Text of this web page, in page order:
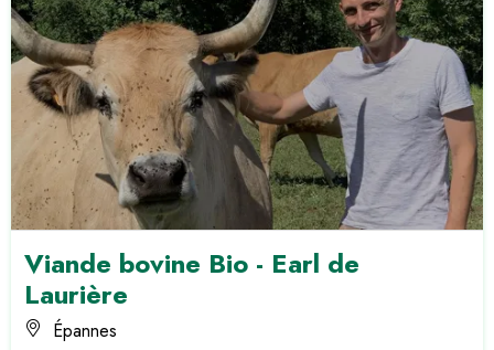
Viande bovine Bio - Earl de
Laurière
Épannes